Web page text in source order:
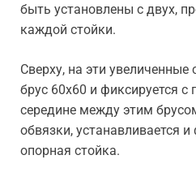
быть установлены с двух,
каждой стойки.
Сверху, на эти увеличенные
брус 60х60 и фиксируется
середине между этим
обвязки, устанавливается и
опорная стойка.